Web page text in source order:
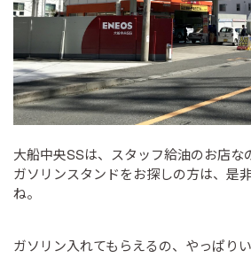
大船中央SSは、スタッフ給油のお店な
ガソリンスタンドをお探しの方は、是
ね。
ガソリン入れてもらえるの、やっぱり